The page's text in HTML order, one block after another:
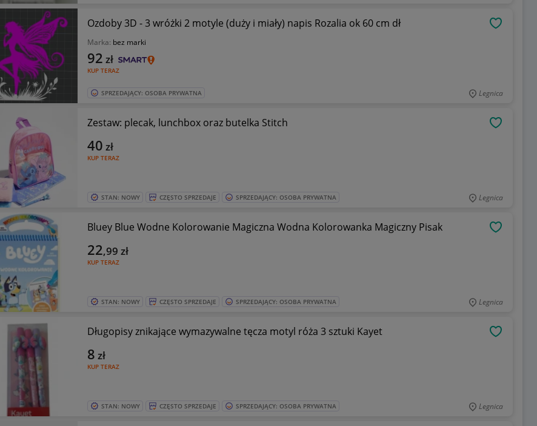
Ozdoby 3D - 3 wróżki 2 motyle (duży i miały) napis Rozalia ok 60 cm dł
Marka: bez marki
KUP TERAZ
92 zł
SPRZEDAJĄCY: OSOBA PRYWATNA Legnica
Zestaw: plecak, lunchbox oraz butelka Stitch
KUP TERAZ
40 zł
STAN: NOWY CZĘSTO SPRZEDAJE SPRZEDAJĄCY: OSOBA PRYWATNA Legnica
Bluey Blue Wodne Kolorowanie Magiczna Wodna Kolorowanka Magiczny Pisak
KUP TERAZ
22,99 zł
STAN: NOWY CZĘSTO SPRZEDAJE SPRZEDAJĄCY: OSOBA PRYWATNA Legnica
Długopisy znikające wymazywalne tęcza motyl róża 3 sztuki Kayet
KUP TERAZ
8 zł
STAN: NOWY CZĘSTO SPRZEDAJE SPRZEDAJĄCY: OSOBA PRYWATNA Legnica